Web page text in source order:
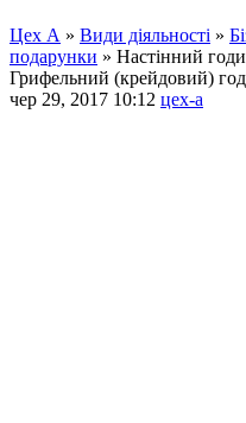
Цех А » Види діяльності »
подарунки » Настінний
Грифельний (крейдовий)
чер 29, 2017 10:12 цех-а